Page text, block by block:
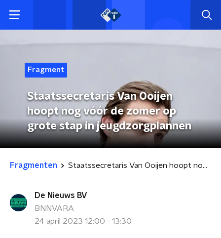
Fragment
Staatssecretaris Van Ooijen
hoopt nog vóór de zomer op
grote stap in jeugdzorgplannen
Fragmenten Staatssecretaris Van Ooijen hoopt nog vóór de zomer op grote stap in jeugdzorgplannen
De Nieuws BV
BNNVARA
24 april 2023 12:00 - 13:30